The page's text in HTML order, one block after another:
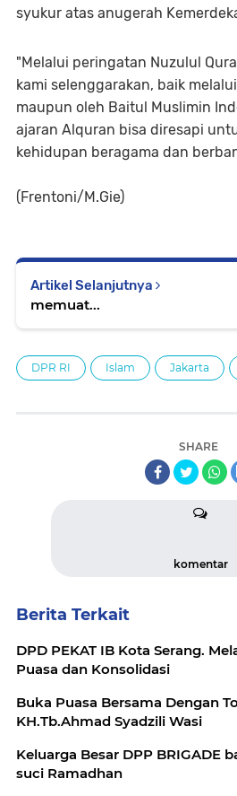
syukur atas anugerah
"Melalui peringatan Nuzulul
kami selenggarakan, baik
maupun oleh Baitul Muslimin
ajaran Alquran bisa diresapi
kehidupan beragama dan
(Frentoni/M.Gie)
Artikel Selanjutnya
memuat...
DPR RI Islam Jakarta
SHARE
komentar
Berita Terkait
DPD PEKAT IB Kota Serang. Melaksanakan Buka
Puasa dan Konsolidasi
Buka Puasa Bersama Dengan
KH.Tb.Ahmad Syadzili Wasi
Keluarga Besar DPP BRIGADE
suci Ramadhan